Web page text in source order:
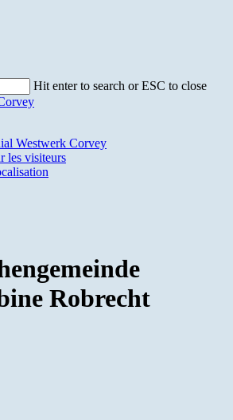
Hit enter to search or ESC to close
Westwerk Corvey
les visiteurs
Robrecht